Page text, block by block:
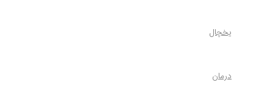
یخچال
درمان